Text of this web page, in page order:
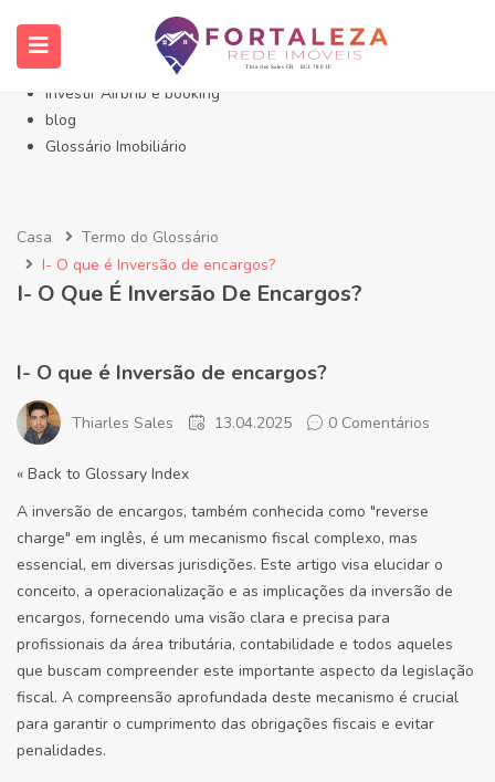
Início- Imóveis Fortaleza Eusébio
Imóveis em Fortaleza
Imóveis no Eusébio
Investir Airbnb e booking
blog
Glossário Imobiliário
Casa
Termo do Glossário
I- O que é Inversão de encargos?
I- O Que É Inversão De Encargos?
I- O que é Inversão de encargos?
Thiarles Sales 13.04.2025 0 Comentários
« Back to Glossary Index
A inversão de encargos, também conhecida como "reverse
charge" em inglês, é um mecanismo fiscal complexo, mas
essencial, em diversas jurisdições. Este artigo visa elucidar o
conceito, a operacionalização e as implicações da inversão de
encargos, fornecendo uma visão clara e precisa para
profissionais da área tributária, contabilidade e todos aqueles
que buscam compreender este importante aspecto da legislação
fiscal. A compreensão aprofundada deste mecanismo é crucial
para garantir o cumprimento das obrigações fiscais e evitar
penalidades.